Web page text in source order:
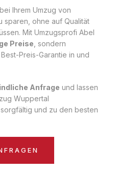
Ihrem Umzug von
sparen, ohne auf Qualität
Mit Umzugsprofi Abel
Preise , sondern
Preis-Garantie in und
Anfrage und lassen
Wuppertal
und zu den besten